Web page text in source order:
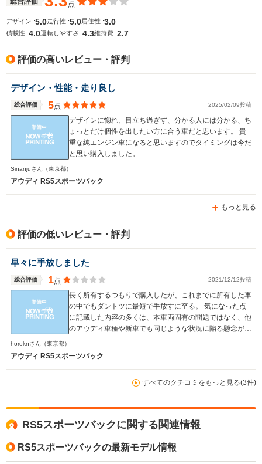
点
デザイン :5.0走行性 :5.0 居住性 :3.0
積載性 :4.0運転しやすさ :4.3維持費 :2.7
評価の高いレビュー・評判
デザイン・性能・走り良し
総合評価 5点 2025/02/09投稿
デザインに惚れ、目立ち過ぎず、分かる人には分かる、ち
ょっとだけ個性を出したい方に合う車だと思います。 貴
重な純エンジン車になると思いますのでタイミングは今だ
と思い購入しました。
Sinanjuさん （東京都）
アウディ RS5スポーツバック
もっと見る
評価の低いレビュー・評判
早々に手放しました
総合評価 1点 2021/12/12投稿
長く所有するつもりで購入したが、これまでに所有した車
の中でもダントツに最短で手放すに至る。 気になった点
に記載した内容の多くは、本車両固有の問題ではなく、他
のアウディ車種や新車でも同じような状況に陥る懸念があ
今回購入した大手販売系列店を使用することもないだろ
horoknさん （東京都）
アウディ RS5スポーツバック
すべてのクチコミをもっと見る(3件)
RS5スポーツバックに関する関連情報
RS5スポーツバックの最新モデル情報